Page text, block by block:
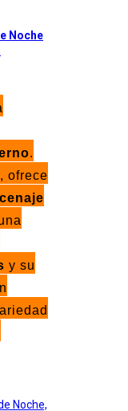
Noche
.
, ofrece
y su